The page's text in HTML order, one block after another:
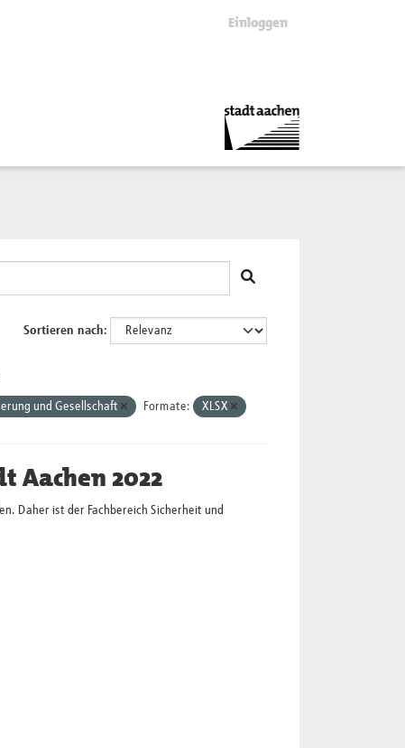
Einloggen
Sortieren nach
und Gesellschaft Formate: XLSX
Aachen 2022
Daher ist der Fachbereich Sicherheit und